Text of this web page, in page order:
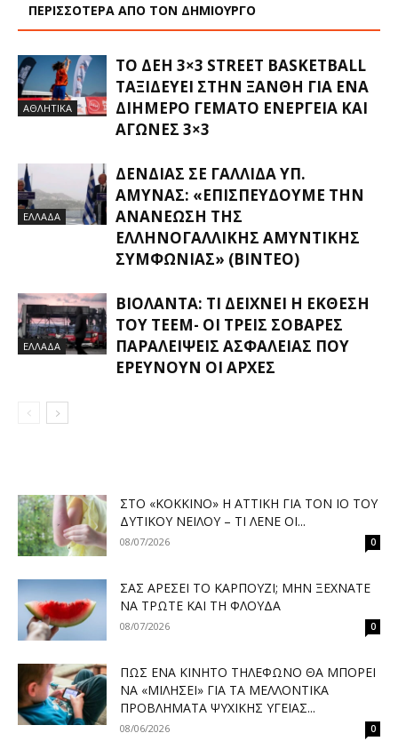
ΠΕΡΙΣΣΟΤΕΡΑ ΑΠΟ ΤΟΝ ΔΗΜΙΟΥΡΓΟ
ΑΘΛΗΤΙΚΑ
ΤΟ ΔΕΗ 3×3 STREET BASKETBALL
ΤΑΞΙΔΕΎΕΙ ΣΤΗΝ ΞΆΝΘΗ ΓΙΑ ΈΝΑ
ΔΙΉΜΕΡΟ ΓΕΜΆΤΟ ΕΝΈΡΓΕΙΑ ΚΑΙ
ΑΓΏΝΕΣ 3×3
ΕΛΛΑΔΑ
ΔΈΝΔΙΑΣ ΣΕ ΓΑΛΛΊΔΑ ΥΠ.
ΆΜΥΝΑΣ: «ΕΠΙΣΠΕΎΔΟΥΜΕ ΤΗΝ
ΑΝΑΝΈΩΣΗ ΤΗΣ
ΕΛΛΗΝΟΓΑΛΛΙΚΉΣ ΑΜΥΝΤΙΚΉΣ
ΣΥΜΦΩΝΊΑΣ» (ΒΊΝΤΕΟ)
ΕΛΛΑΔΑ
ΒΙΟΛΆΝΤΑ: ΤΙ ΔΕΊΧΝΕΙ Η ΈΚΘΕΣΗ
ΤΟΥ ΤΕΕΜ- ΟΙ ΤΡΕΙΣ ΣΟΒΑΡΈΣ
ΠΑΡΑΛΕΊΨΕΙΣ ΑΣΦΑΛΕΊΑΣ ΠΟΥ
ΕΡΕΥΝΟΎΝ ΟΙ ΑΡΧΈΣ
ΣΤΟ «ΚΌΚΚΙΝΟ» Η ΑΤΤΙΚΉ ΓΙΑ ΤΟΝ ΙΌ ΤΟΥ
ΔΥΤΙΚΟΎ ΝΕΊΛΟΥ – ΤΙ ΛΈΝΕ ΟΙ...
08/07/2026 0
ΣΑΣ ΑΡΈΣΕΙ ΤΟ ΚΑΡΠΟΎΖΙ; ΜΗΝ ΞΕΧΝΆΤΕ
ΝΑ ΤΡΏΤΕ ΚΑΙ ΤΗ ΦΛΟΎΔΑ
08/07/2026 0
ΠΏΣ ΈΝΑ ΚΙΝΗΤΌ ΤΗΛΈΦΩΝΟ ΘΑ ΜΠΟΡΕΊ
ΝΑ «ΜΙΛΉΣΕΙ» ΓΙΑ ΤΑ ΜΕΛΛΟΝΤΙΚΆ
ΠΡΟΒΛΉΜΑΤΑ ΨΥΧΙΚΉΣ ΥΓΕΊΑΣ...
08/06/2026 0